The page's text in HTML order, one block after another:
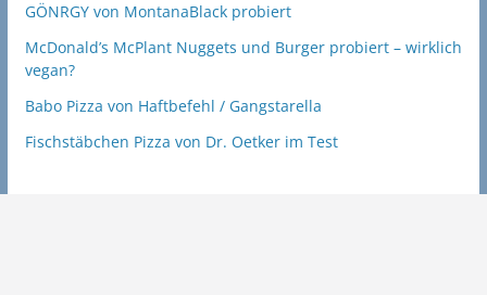
GÖNRGY von MontanaBlack probiert
McDonald’s McPlant Nuggets und Burger probiert – wirklich
vegan?
Babo Pizza von Haftbefehl / Gangstarella
Fischstäbchen Pizza von Dr. Oetker im Test